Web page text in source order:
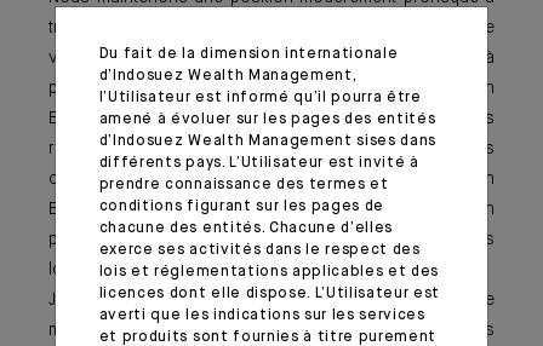
travers les classes d’actifs. En actions, nous avons une
vision constructive. En obligations, nous continuons à
privilégier le crédit de haute qualité aux États-Unis et en
Europe (voir article « Obligations d’entreprises : des
rendements encore attractifs », page 10), tout en nous
concentrant sur les obligations à haut rendement en
Europe. Nous réaffirmons également notre position
positive sur la dette des marchés émergents en devises
locales, qui reste sous-investie au niveau mondial.
J’espère que vous apprécierez la publication de ce
mois-ci, qui met en lumière le rôle croissant des
Du fait de la dimension internationale
d’Indosuez Wealth Management,
l’Utilisateur est informé qu’il pourra être
amené à évoluer sur les pages des entités
d’Indosuez Wealth Management sises dans
différents pays. L’Utilisateur est invité à
prendre connaissance des termes et
conditions figurant sur les pages de
chacune des entités. Chacune d’elles
exerce ses activités dans le respect des
lois et réglementations applicables et des
licences dont elle dispose. L’Utilisateur est
averti que les indications sur les services
et produits sont fournies à titre purement